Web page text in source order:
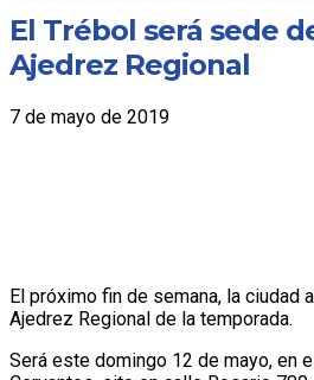
El Trébol será sede
Ajedrez Regional
7 de mayo de 2019
El próximo fin de semana, la ciudad
Ajedrez Regional de la temporada.
Será este domingo 12 de mayo, en